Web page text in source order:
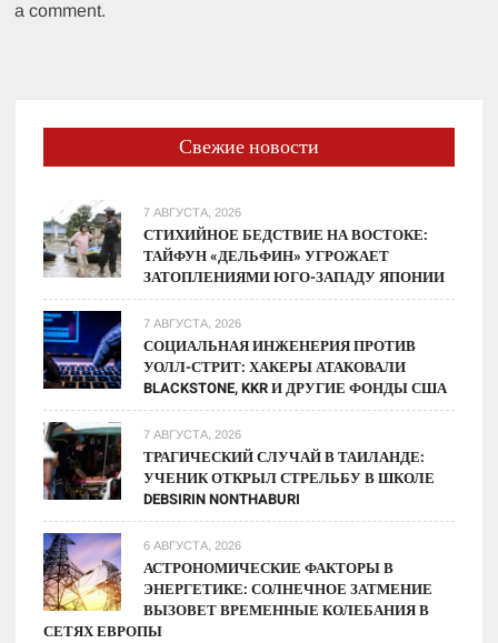
a comment.
Свежие новости
7 АВГУСТА, 2026
СТИХИЙНОЕ БЕДСТВИЕ НА ВОСТОКЕ:
ТАЙФУН «ДЕЛЬФИН» УГРОЖАЕТ
ЗАТОПЛЕНИЯМИ ЮГО-ЗАПАДУ ЯПОНИИ
7 АВГУСТА, 2026
СОЦИАЛЬНАЯ ИНЖЕНЕРИЯ ПРОТИВ
УОЛЛ-СТРИТ: ХАКЕРЫ АТАКОВАЛИ
BLACKSTONE, KKR И ДРУГИЕ ФОНДЫ США
7 АВГУСТА, 2026
ТРАГИЧЕСКИЙ СЛУЧАЙ В ТАИЛАНДЕ:
УЧЕНИК ОТКРЫЛ СТРЕЛЬБУ В ШКОЛЕ
DEBSIRIN NONTHABURI
6 АВГУСТА, 2026
АСТРОНОМИЧЕСКИЕ ФАКТОРЫ В
ЭНЕРГЕТИКЕ: СОЛНЕЧНОЕ ЗАТМЕНИЕ
ВЫЗОВЕТ ВРЕМЕННЫЕ КОЛЕБАНИЯ В
СЕТЯХ ЕВРОПЫ